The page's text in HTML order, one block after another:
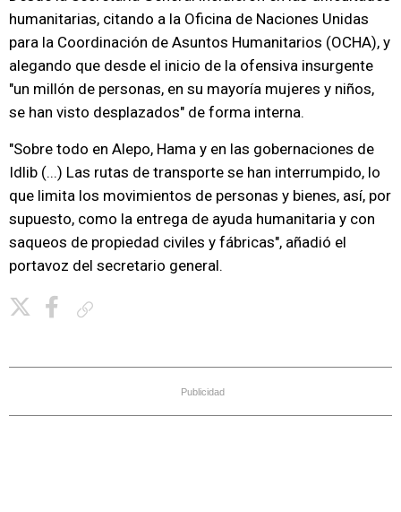
humanitarias, citando a la Oficina de Naciones Unidas
para la Coordinación de Asuntos Humanitarios (OCHA), y
alegando que desde el inicio de la ofensiva insurgente
"un millón de personas, en su mayoría mujeres y niños,
se han visto desplazados" de forma interna.
"Sobre todo en Alepo, Hama y en las gobernaciones de
Idlib (...) Las rutas de transporte se han interrumpido, lo
que limita los movimientos de personas y bienes, así, por
supuesto, como la entrega de ayuda humanitaria y con
saqueos de propiedad civiles y fábricas", añadió el
portavoz del secretario general.
Publicidad